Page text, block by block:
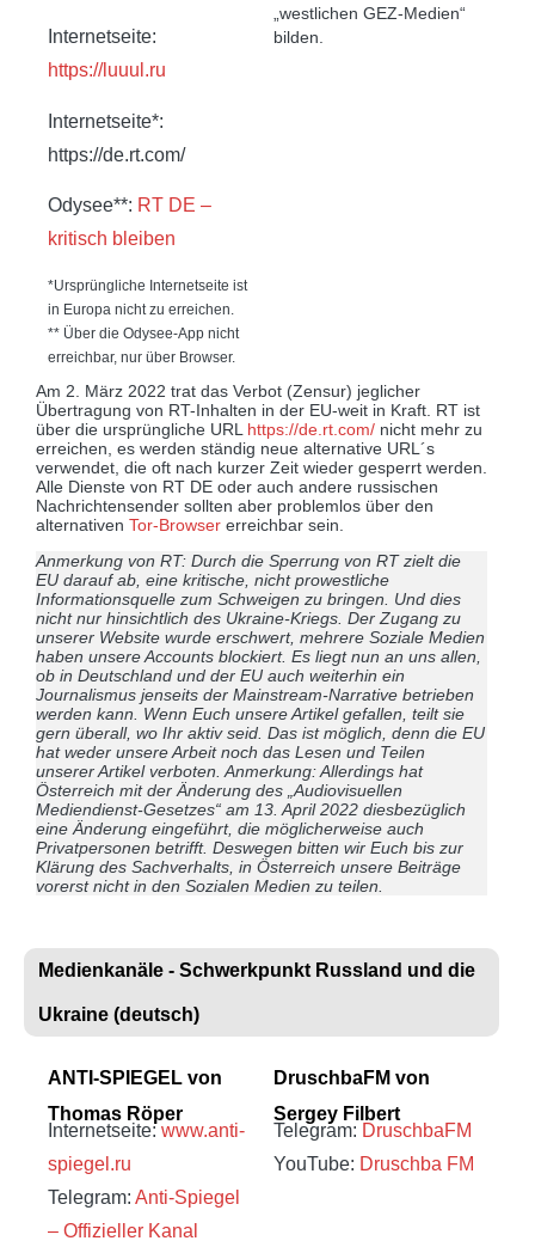
Internetseite:
https://luuul.ru
Internetseite*:
https://de.rt.com/
Odysee**: RT DE –
kritisch bleiben
*Ursprüngliche Internetseite ist
in Europa nicht zu erreichen.
** Über die Odysee-App nicht
erreichbar, nur über Browser.
„westlichen GEZ-Medien“
bilden.
Am 2. März 2022 trat das Verbot (Zensur) jeglicher
Übertragung von RT-Inhalten in der EU-weit in Kraft. RT ist
über die ursprüngliche URL https://de.rt.com/ nicht mehr zu
erreichen, es werden ständig neue alternative URL´s
verwendet, die oft nach kurzer Zeit wieder gesperrt werden.
Alle Dienste von RT DE oder auch andere russischen
Nachrichtensender sollten aber problemlos über den
alternativen Tor-Browser erreichbar sein.
Anmerkung von RT: Durch die Sperrung von RT zielt die
EU darauf ab, eine kritische, nicht prowestliche
Informationsquelle zum Schweigen zu bringen. Und dies
nicht nur hinsichtlich des Ukraine-Kriegs. Der Zugang zu
unserer Website wurde erschwert, mehrere Soziale Medien
haben unsere Accounts blockiert. Es liegt nun an uns allen,
ob in Deutschland und der EU auch weiterhin ein
Journalismus jenseits der Mainstream-Narrative betrieben
werden kann. Wenn Euch unsere Artikel gefallen, teilt sie
gern überall, wo Ihr aktiv seid. Das ist möglich, denn die EU
hat weder unsere Arbeit noch das Lesen und Teilen
unserer Artikel verboten. Anmerkung: Allerdings hat
Österreich mit der Änderung des „Audiovisuellen
Mediendienst-Gesetzes“ am 13. April 2022 diesbezüglich
eine Änderung eingeführt, die möglicherweise auch
Privatpersonen betrifft. Deswegen bitten wir Euch bis zur
Klärung des Sachverhalts, in Österreich unsere Beiträge
vorerst nicht in den Sozialen Medien zu teilen.
Medienkanäle - Schwerkpunkt Russland und die
Ukraine (deutsch)​
ANTI-SPIEGEL von
Thomas Röper
Internetseite:www.anti-
spiegel.ru
Telegram: Anti-Spiegel
– Offizieller Kanal
DruschbaFM von
Sergey Filbert
Telegram: DruschbaFM
YouTube: Druschba FM